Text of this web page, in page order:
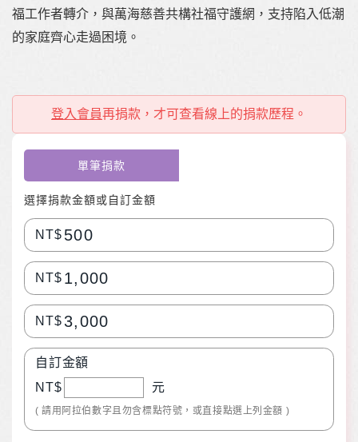
福工作者轉介，與萬海慈善共構社福守護網，支持陷入低潮
的家庭齊心走過困境。
登入會員再捐款，才可查看線上的捐款歷程。
單筆捐款
選擇捐款金額或自訂金額
NT$ 500
NT$ 1,000
NT$ 3,000
自訂金額
NT$
元
( 請用阿拉伯數字且勿含標點符號，或直接點選上列金額 )